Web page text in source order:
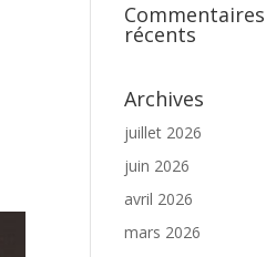
Commentaires
récents
Archives
juillet 2026
juin 2026
avril 2026
mars 2026